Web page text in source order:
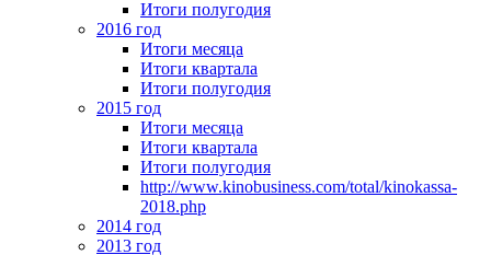
Итоги полугодия
2016 год
Итоги месяца
Итоги квартала
Итоги полугодия
2015 год
Итоги месяца
Итоги квартала
Итоги полугодия
http://www.kinobusiness.com/total/kinokassa-
2018.php
2014 год
2013 год